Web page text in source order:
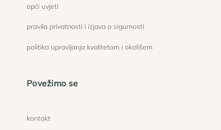
opći uvjeti
pravila privatnosti i izjava o sigurnosti
politika upravljanja kvalitetom i okolišem
Povežimo se
kontakt